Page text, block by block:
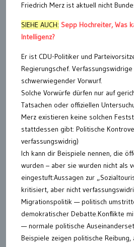
Friedrich Merz ist aktuell nicht
SIEHE AUCH: Sepp Hochreiter, Was
Intelligenz?
Er ist CDU-Politiker und
Regierungschef.
schwerwiegender Vorwurf.
Solche Vorwürfe dürfen nur auf
Tatsachen oder offiziellen
Merz existieren keine solchen
stattdessen gibt: Politische
verfassungswidrig)
Ich kann dir Beispiele nennen, die
wurden – aber sie wurden nicht als
eingestuft:Aussagen zur
kritisiert, aber nicht
Migrationspolitik — politisch
demokratischer Debatte.Konflikte
— normale politische
Beispiele zeigen politische Reibung,